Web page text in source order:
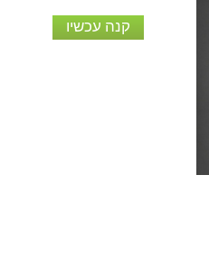
קנה עכשיו